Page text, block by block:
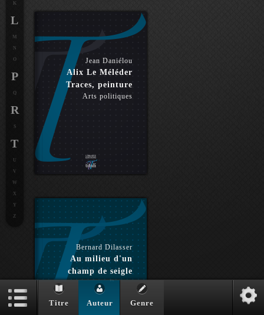
Jean Daniélou
Alix Le Méléder
Traces, peinture
Arts politiques
Bernard Dilasser
Au milieu d'un
champ de seigle
Roman
K
L
M
N
O
P
Q
R
S
T
U
V
W
X
Y
Z
Titre Auteur Genre